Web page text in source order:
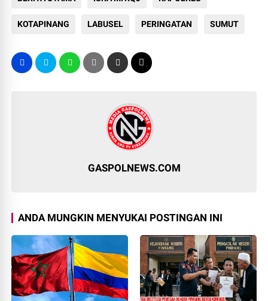
KOTAPINANG LABUSEL PERINGATAN SUMUT
GASPOLNEWS.COM
ANDA MUNGKIN MENYUKAI POSTINGAN INI